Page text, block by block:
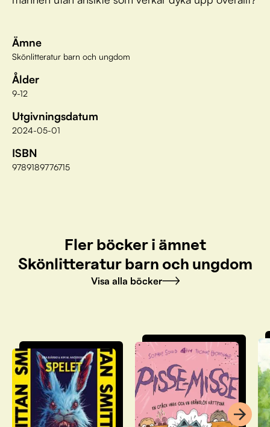
Ämne
Skönlitteratur barn och ungdom
Ålder
9-12
Utgivningsdatum
2024-05-01
ISBN
9789189776715
Fler böcker i ämnet
Skönlitteratur barn och ungdom
Visa alla böcker